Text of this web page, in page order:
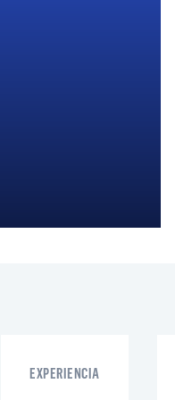
EXPERIENCIA